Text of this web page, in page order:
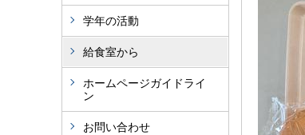
学年の活動
給食室から
ホームページガイドライ
ン
お問い合わせ